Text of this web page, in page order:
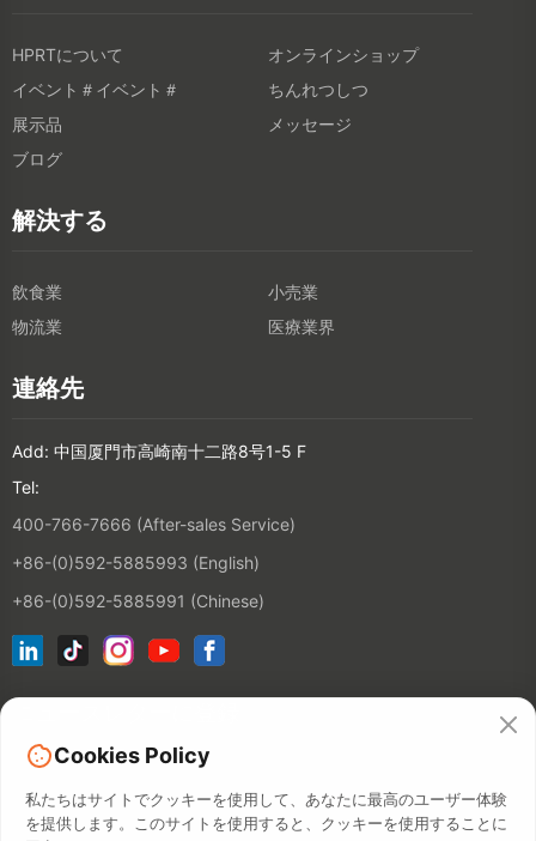
HPRTについて
オンラインショップ
イベント＃イベント＃
ちんれつしつ
展示品
メッセージ
ブログ
解決する
飲食業
小売業
物流業
医療業界
連絡先
Add: 中国厦門市高崎南十二路8号1-5 F
Tel:
400-766-7666 (After-sales Service)
+86-(0)592-5885993 (English)
+86-(0)592-5885991 (Chinese)
Cookies Policy
私たちはサイトでクッキーを使用して、あなたに最高のユーザー体験
を提供します。このサイトを使用すると、クッキーを使用することに